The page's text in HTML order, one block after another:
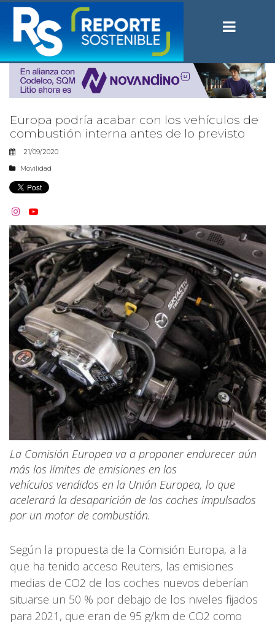
Europa podría acabar con los vehículos de
combustión interna antes de lo previsto
21/09/2020
Movilidad
 
La Comisión Europea va a proponer endurecer aún
más los límites de emisiones en los
vehículos vendidos en la Unión Europea, lo que
acelerará la desaparición de los coches impulsados
por un motor de combustión.
Según la propuesta de la Comisión Europa, a la
que ha tenido acceso Reuters, las emisiones
medias de CO2 de los coches nuevos deberían
situarse un 50 % por debajo de los niveles fijados
para 2021, que eran de 95 g/km de CO2 como